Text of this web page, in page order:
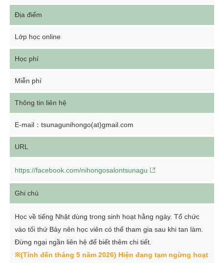
Địa điểm
Lớp học online
Học phí
Miễn phí
Thông tin liên hệ
E-mail：tsunagunihongo(at)gmail.com
URL
https://facebook.com/nihongosalontsunagu
Ghi chú
Học về tiếng Nhật dùng trong sinh hoạt hằng ngày. Tổ chức
vào tối thứ Bảy nên học viên có thể tham gia sau khi tan làm.
Đừng ngại ngần liên hệ để biết thêm chi tiết.
※(Tính đến tháng 5 năm 2026) Hiện đang tạm ngừng hoạt